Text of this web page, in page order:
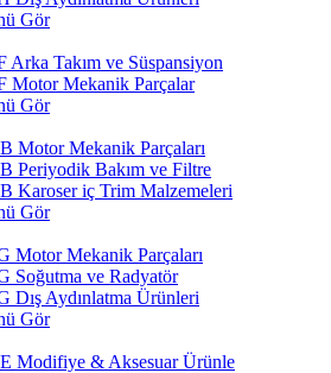
Gör
Arka Takım ve Süspansiyon
Motor Mekanik Parçalar
Gör
Motor Mekanik Parçaları
Periyodik Bakım ve Filtre
Karoser iç Trim Malzemeleri
Gör
Motor Mekanik Parçaları
Soğutma ve Radyatör
Dış Aydınlatma Ürünleri
Gör
Modifiye & Aksesuar Ürünle